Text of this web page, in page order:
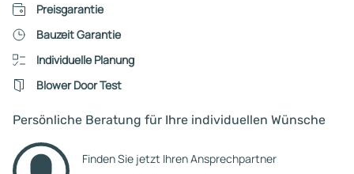
Preisgarantie
Bauzeit Garantie
Individuelle Planung
Blower Door Test
Persönliche Beratung für Ihre individuellen Wünsche
Finden Sie jetzt Ihren Ansprechpartner